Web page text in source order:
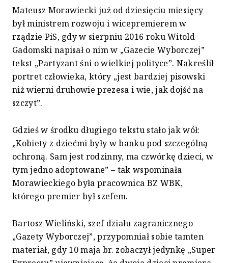
Mateusz Morawiecki już od dziesięciu miesięcy
był ministrem rozwoju i wicepremierem w
rządzie PiS, gdy w sierpniu 2016 roku Witold
Gadomski napisał o nim w „Gazecie Wyborczej”
tekst „Partyzant śni o wielkiej polityce”. Nakreślił
portret człowieka, który „jest bardziej pisowski
niż wierni druhowie prezesa i wie, jak dojść na
szczyt”.
Gdzieś w środku długiego tekstu stało jak wół:
„Kobiety z dziećmi były w banku pod szczególną
ochroną. Sam jest rodzinny, ma czwórkę dzieci, w
tym jedno adoptowane” – tak wspominała
Morawieckiego była pracownica BZ WBK,
którego premier był szefem.
Bartosz Wieliński, szef działu zagranicznego
„Gazety Wyborczej”, przypomniał sobie tamten
materiał, gdy 10 maja br. zobaczył jedynkę „Super